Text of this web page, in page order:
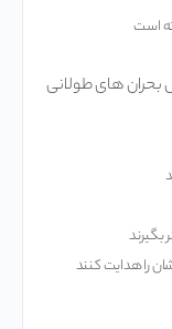
است
بحران های طولانی
را هدایت کنند